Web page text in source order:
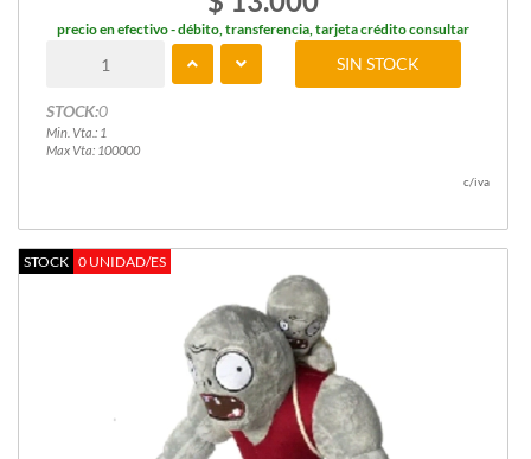
precio en efectivo - débito, transferencia, tarjeta crédito consultar
STOCK:0
Min. Vta.: 1
Max Vta: 100000
SIN STOCK
c/iva
STOCK 0 UNIDAD/ES